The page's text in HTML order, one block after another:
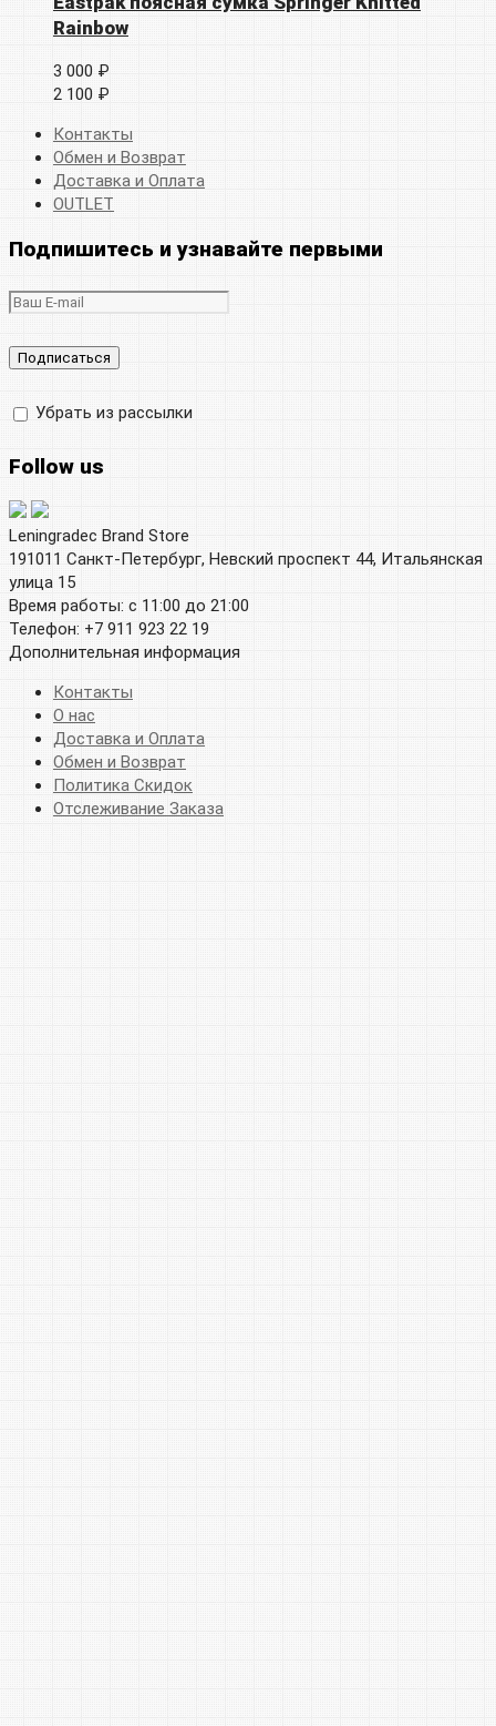
Rainbow
3 000 ₽
2 100 ₽
Контакты
Обмен и Возврат
Доставка и Оплата
OUTLET
Подпишитесь и узнавайте первыми
Убрать из рассылки
Follow us
Leningradec Brand Store
191011 Санкт-Петербург, Невский проспект 44, Итальянская
улица 15
Время работы: с 11:00 до 21:00
Телефон: +7 911 923 22 19
Дополнительная информация
Контакты
О нас
Доставка и Оплата
Обмен и Возврат
Политика Скидок
Отслеживание Заказа